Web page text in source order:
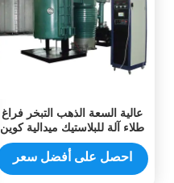
عالية السعة الذهب التبخر فراغ
طلاء آلة للبلاستيك ميدالية كوين
احصل على أفضل سعر